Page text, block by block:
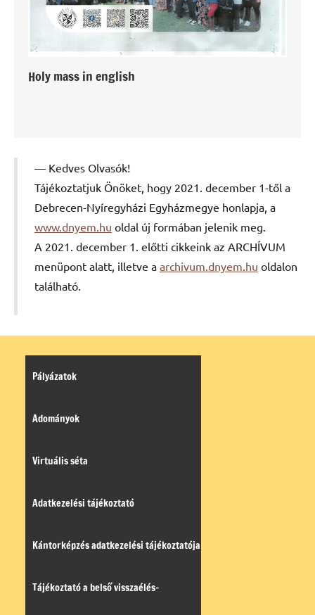
Holy mass in english
Kedves Olvasók!
Tájékoztatjuk Önöket, hogy 2021. december 1-től a
Debrecen-Nyíregyházi Egyházmegye honlapja, a
www.dnyem.hu oldal új formában jelenik meg.
A 2021. december 1. előtti cikkeink az ARCHÍVUM
menüpont alatt, illetve a archivum.dnyem.hu oldalon
található.
Pályázatok
Adományok
Virtuális séta
Adatkezelési tájékoztató
Kántorképzés adatkezelési tájékoztatója
Tájékoztató a belső visszaélés-